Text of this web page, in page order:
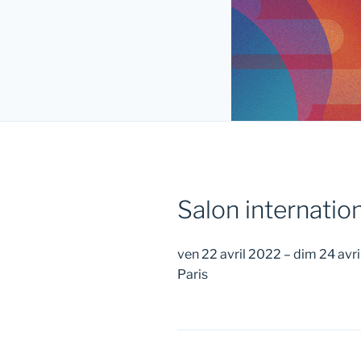
Salon
ven 22 avril 2022 – dim 24
Paris